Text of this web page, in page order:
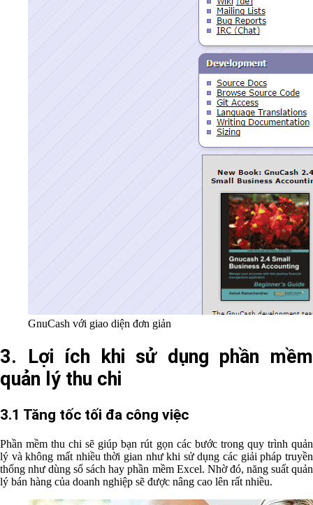
GnuCash với giao diện đơn giản
3. Lợi ích khi sử dụng phần mềm
quản lý thu chi
3.1 Tăng tốc tối đa công việc
Phần mềm thu chi sẽ giúp bạn rút gọn các bước trong quy trình quản
lý và không mất nhiều thời gian như khi sử dụng các giải pháp truyền
thống như dùng sổ sách hay phần mềm Excel. Nhờ đó, năng suất quản
lý bán hàng của doanh nghiệp sẽ được nâng cao lên rất nhiều.